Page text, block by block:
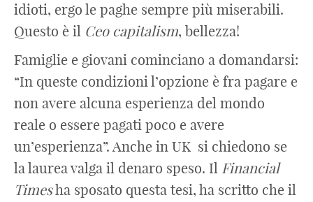
idioti, ergo le paghe sempre più miserabili.
Questo è il Ceo capitalism, bellezza!
Famiglie e giovani cominciano a domandarsi:
“In queste condizioni l’opzione è fra pagare e
non avere alcuna esperienza del mondo
reale o essere pagati poco e avere
un’esperienza”. Anche in UK si chiedono se
la laurea valga il denaro speso. Il Financial
Timesha sposato questa tesi, ha scritto che il